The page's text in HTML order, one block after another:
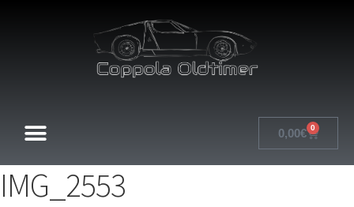
0,00€ 0
IMG_2553